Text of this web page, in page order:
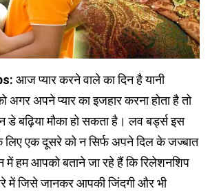
आज प्यार करने वाले का दिन है यानी
अगर अपने प्यार का इजहार करना होता है तो
डे बढ़िया मौका हो सकता है। लव बर्ड्स इस
लिए एक दूसरे को न सिर्फ अपने दिल के जज्बात
में हम आपको बताने जा रहे हैं कि रिलेशनशिप
में जिसे जानकर आपकी जिंदगी और भी